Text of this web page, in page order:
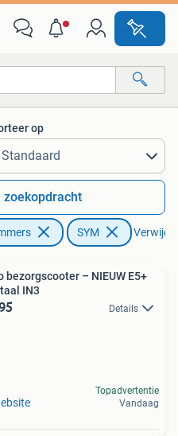
op
zoekopdracht
SYM
bezorgscooter – NIEUW E5+
IN3
Details
Topadvertentie
Vandaag